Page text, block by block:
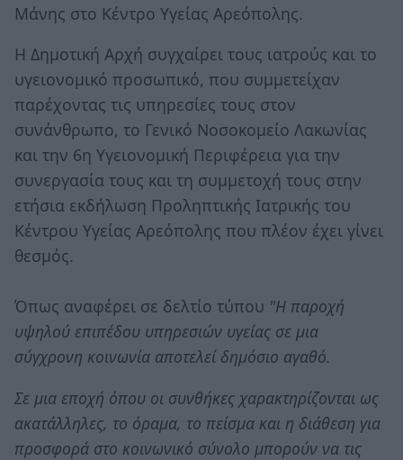
Μάνης στο Κέντρο Υγείας Αρεόπολης.
Η Δημοτική Αρχή συγχαίρει τους ιατρούς και το
υγειονομικό προσωπικό, που συμμετείχαν
παρέχοντας τις υπηρεσίες τους στον
συνάνθρωπο, το Γενικό Νοσοκομείο Λακωνίας
και την 6η Υγειονομική Περιφέρεια για την
συνεργασία τους και τη συμμετοχή τους στην
ετήσια εκδήλωση Προληπτικής Ιατρικής του
Κέντρου Υγείας Αρεόπολης που πλέον έχει γίνει
θεσμός.
Όπως αναφέρει σε δελτίο τύπου "Η παροχή
υψηλού επιπέδου υπηρεσιών υγείας σε μια
σύγχρονη κοινωνία αποτελεί δημόσιο αγαθό.
Σε μια εποχή όπου οι συνθήκες χαρακτηρίζονται ως
ακατάλληλες, το όραμα, το πείσμα και η διάθεση για
προσφορά στο κοινωνικό σύνολο μπορούν να τις